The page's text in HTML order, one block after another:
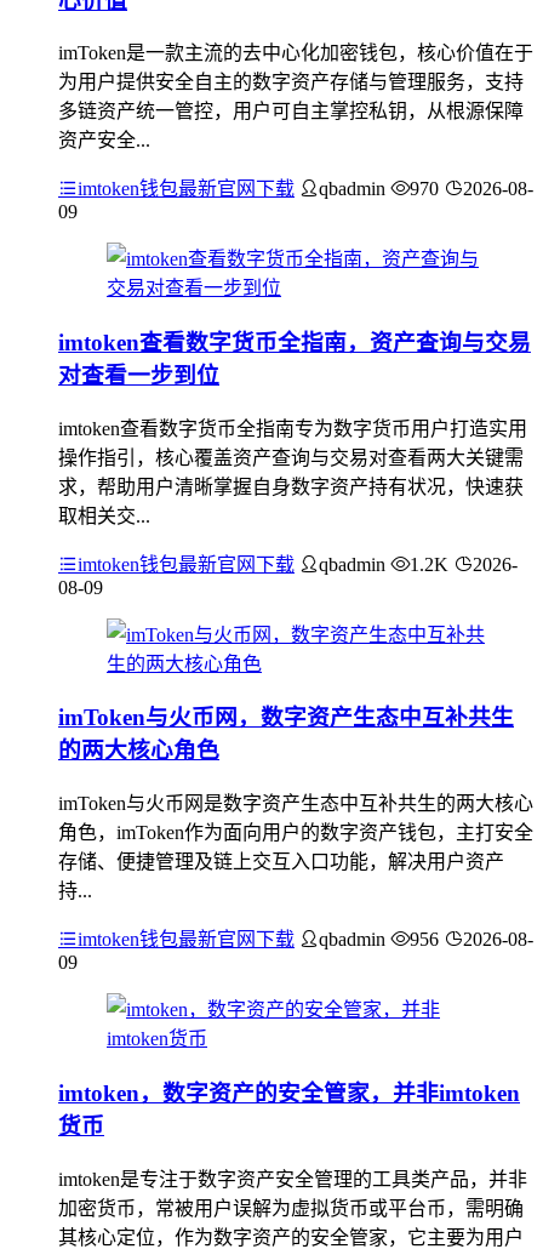
imToken是一款主流的去中心化加密钱包，核心价值在于
为用户提供安全自主的数字资产存储与管理服务，支持
多链资产统一管控，用户可自主掌控私钥，从根源保障
资产安全...
imtoken钱包最新官网下载 qbadmin 970
2026-08-
09
imtoken查看数字货币全指南，资产查询与交易
对查看一步到位
imtoken查看数字货币全指南专为数字货币用户打造实用
操作指引，核心覆盖资产查询与交易对查看两大关键需
求，帮助用户清晰掌握自身数字资产持有状况，快速获
取相关交...
imtoken钱包最新官网下载 qbadmin 1.2K
2026-
08-09
imToken与火币网，数字资产生态中互补共生
的两大核心角色
imToken与火币网是数字资产生态中互补共生的两大核心
角色，imToken作为面向用户的数字资产钱包，主打安全
存储、便捷管理及链上交互入口功能，解决用户资产
持...
imtoken钱包最新官网下载 qbadmin 956
2026-08-
09
imtoken，数字资产的安全管家，并非imtoken
货币
imtoken是专注于数字资产安全管理的工具类产品，并非
加密货币，常被用户误解为虚拟货币或平台币，需明确
其核心定位，作为数字资产的安全管家，它主要为用户